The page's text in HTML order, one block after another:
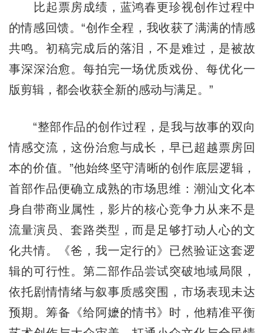
比起票房成绩，蓝鸿春更珍视创作过程中
的情感回馈。“创作全程，我收获了满满的情感
共鸣。初稿完成后的落泪，不是难过，是被故
事深深治愈。每拍完一场优质戏份、每优化一
版剪辑，都会收获全新的感动与满足。”
“整部作品的创作过程，是我与故事的双向
情感交流，这份治愈与成长，早已超越票房回
本的价值。”他始终坚守清晰的创作底层逻辑，
首部作品便确立成熟的市场思维：潮汕文化本
身自带商业属性，影片的核心竞争力从来不是
流量演员、套路类型，而是足够打动人心的文
化共情。《爸，我一定行的》已然验证这套逻
辑的可行性。第二部作品尝试突破地域局限，
依托剧情情绪与叙事质感突围，市场表现未达
预期。筹备《给阿嬷的情书》时，他精准平衡